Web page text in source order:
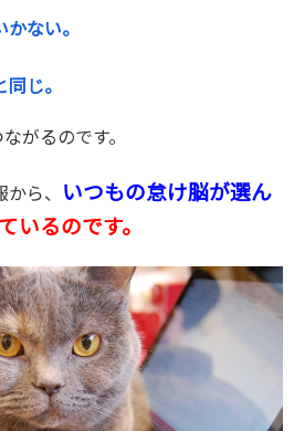
ない。
じ。
がるのです。
ら、
いつもの怠け脳が選ん
いるのです。